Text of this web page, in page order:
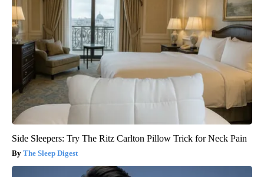
Side Sleepers: Try The Ritz Carlton Pillow Trick for Neck Pain
The Sleep Digest